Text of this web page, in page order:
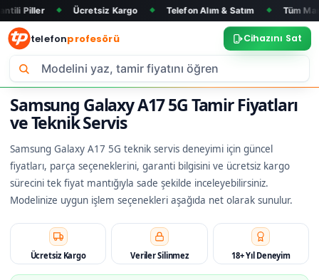
Ücretsiz Kargo ◆ Telefon Alım & Satım ◆ Tüm Marka ve
telefonprofesörü Cihazını Sat
Samsung Galaxy A17 5G Tamir Fiyatları
ve Teknik Servis
Samsung Galaxy A17 5G teknik servis deneyimi için güncel
fiyatları, parça seçeneklerini, garanti bilgisini ve ücretsiz kargo
sürecini tek fiyat mantığıyla sade şekilde inceleyebilirsiniz.
Modelinize uygun işlem seçenekleri aşağıda net olarak sunulur.
Ücretsiz Kargo Veriler Silinmez 18+ Yıl Deneyim